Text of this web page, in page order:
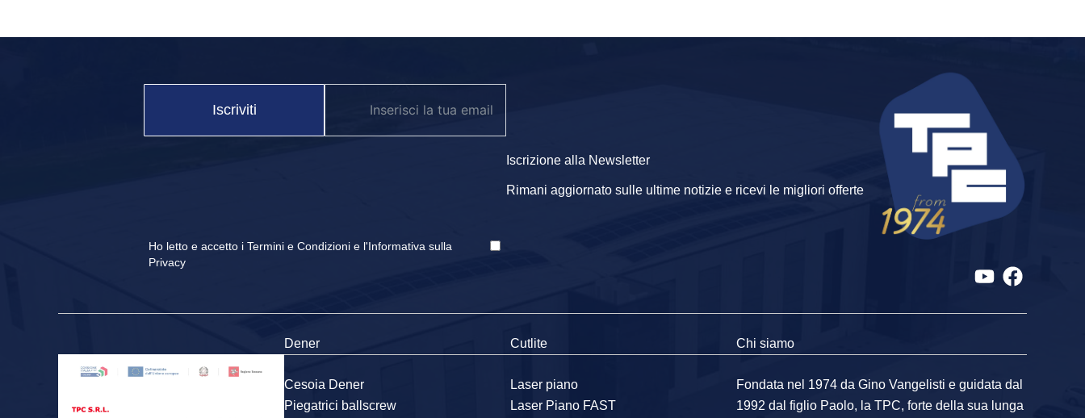
Iscrizione alla Newsletter
Rimani aggiornato sulle ultime notizie e ricevi le migliori offerte
Iscriviti
Ho letto e accetto i Termini e Condizionie l'Informativa sulla
Privacy
Chi siamo
Fondata nel 1974 da Gino Vangelisti e guidata dal
1992 dal figlio Paolo, la TPC, forte della sua lunga
Cutlite
Laser piano
Laser Piano FAST
Dener
Cesoia Dener
Piegatrici ballscrew